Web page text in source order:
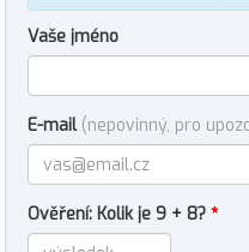
Vaše jméno
E-mail (nepovinný, pro
Ověření: Kolik je 9 + 8? *